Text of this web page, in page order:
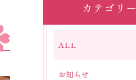
カテゴリー
ALL
お知らせ